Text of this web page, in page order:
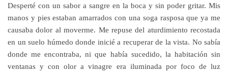
Desperté con un sabor a sangre en la boca y sin poder gritar. Mis
manos y pies estaban amarrados con una soga rasposa que ya me
causaba dolor al moverme. Me repuse del aturdimiento recostada
en un suelo húmedo donde inicié a recuperar de la vista. No sabía
donde me encontraba, ni que había sucedido, la habitación sin
ventanas y con olor a vinagre era iluminada por foco de luz